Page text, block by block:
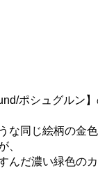
ポシュグルン
な同じ絵柄の金
、
だ濃い緑色のカ